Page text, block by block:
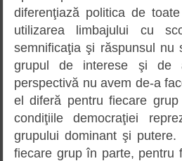
diferenţiază politica de
utilizarea limbajului cu
semnificaţia şi răspunsul
grupul de interese şi de
perspectivă nu avem de-a
el diferă pentru fiecare
condiţiile democraţiei
grupului dominant şi
fiecare grup în parte, pentru